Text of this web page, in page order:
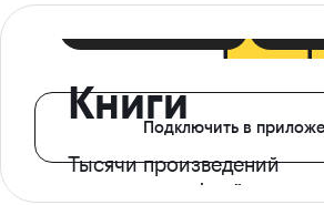
Книги
Тысячи произведений
с доступом офлайн
Подключить в